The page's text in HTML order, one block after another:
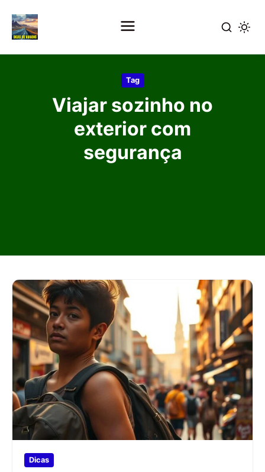
Tag
Viajar sozinho no
exterior com
segurança
Dicas